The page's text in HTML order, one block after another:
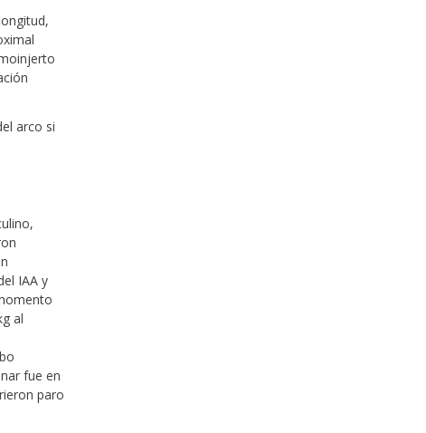
arco si
IAA y
al
fue en
paro